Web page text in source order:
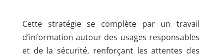
Cette stratégie se complète par un travail
d’information autour des usages responsables
et de la sécurité, renforçant les attentes des